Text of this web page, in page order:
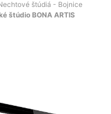
štúdiá - Bojnice
štúdio BONA ARTIS